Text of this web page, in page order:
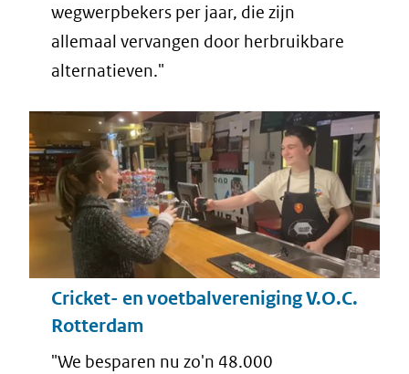
wegwerpbekers per jaar, die zijn
allemaal vervangen door herbruikbare
alternatieven."
Cricket- en voetbalvereniging V.O.C.
Rotterdam
"We besparen nu zo'n 48.000